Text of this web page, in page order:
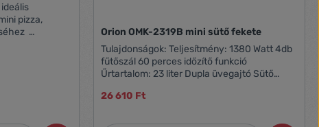
pizza,
Orion OMK-2319B mini sütő fekete
Tulajdonságok: Teljesítmény: 1380 Watt 4db
fűtőszál 60 perces időzítő funkció
Űrtartalom: 23 liter Dupla üvegajtó Sütő
tálca Jelzőfény Tömeg: 13 Kg Szín: fekete
26 610 Ft